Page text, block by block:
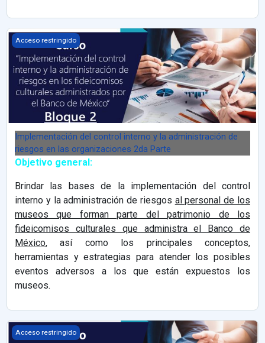
Implementación del control interno y la administración de
Acceso restringido
Implementación del control interno y la administración de
riesgos en las organizaciones 2da Parte
Objetivo general:
Brindar las bases de la implementación del control
interno y la administración de riesgos al personal de los
museos que forman parte del patrimonio de los
fideicomisos culturales que administra el Banco de
México, así como los principales conceptos,
herramientas y estrategias para atender los posibles
eventos adversos a los que están expuestos los
museos.
Implementación del control interno y la administración de
Acceso restringido